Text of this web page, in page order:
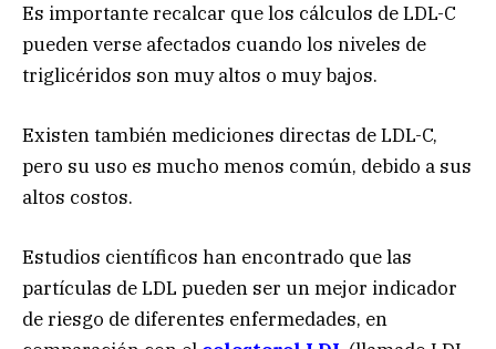
Es importante recalcar que los cálculos de LDL-C
pueden verse afectados cuando los niveles de
triglicéridos son muy altos o muy bajos.
Existen también mediciones directas de LDL-C,
pero su uso es mucho menos común, debido a sus
altos costos.
Estudios científicos han encontrado que las
partículas de LDL pueden ser un mejor indicador
de riesgo de diferentes enfermedades, en